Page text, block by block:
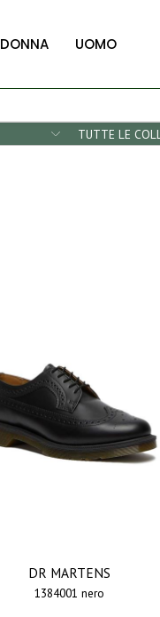
DONNA UOMO
DR MARTENS
1384001 nero